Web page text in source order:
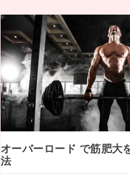
オーバーロード で筋肥大
法